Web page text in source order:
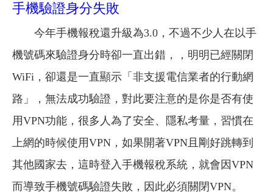
手機驗證身分失敗
今年手機報稅還升級為3.0，不過不少人在以手
機號碼來驗證身分時卻一直出錯，，明明已經關閉
WiFi，卻還是一直顯示「非支援電信業者的行動網
路」，無法成功驗證，對此要注意的是你是否有使
用VPN功能，很多人為了安全、隱私考量，習慣在
上網的時候使用VPN，如果開著VPN且剛好跳轉到
其他國家去，這時登入手機報稅系統，就會因VPN
而導致手機號碼驗證失敗，因此必須關閉VPN。